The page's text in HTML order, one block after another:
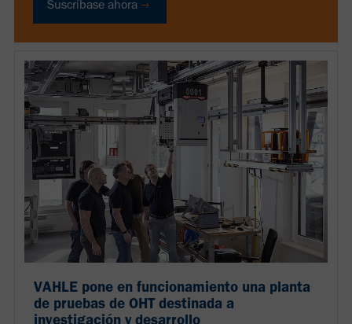
Suscríbase ahora
VAHLE pone en funcionamiento una planta
de pruebas de OHT destinada a
investigación y desarrollo